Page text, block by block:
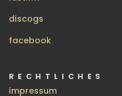
discogs
facebook
RECHTLICHES
impressum